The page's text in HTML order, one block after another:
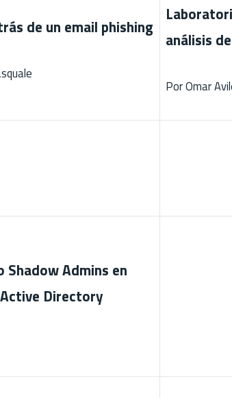
de un email phishing
análisis
Por Omar
Admins en
Directory